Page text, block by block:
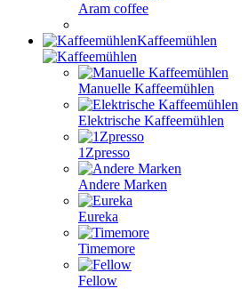
Aram coffee
Kaffeemühlen
Manuelle Kaffeemühlen
Elektrische Kaffeemühlen
1Zpresso
Andere Marken
Eureka
Timemore
Fellow